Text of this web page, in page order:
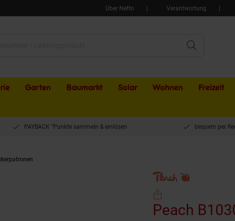
Über Netto Verantwortung
Garten Baumarkt Solar Wohnen Freizeit
PAYBACK °Punkte sammeln & einlösen bequem per
Peach B1030 Trommeleinheit bk